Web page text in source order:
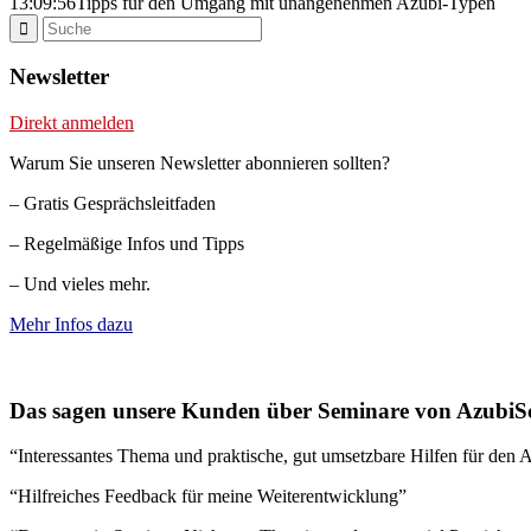
Newsletter
Direkt anmelden
Warum Sie unseren Newsletter abonnieren sollten?
– Gratis Gesprächsleitfaden
– Regelmäßige Infos und Tipps
– Und vieles mehr.
Mehr Infos dazu
Das sagen unsere Kunden über Seminare von
“Interessantes Thema und praktische, gut umsetzbare Hilfen für den
“Hilfreiches Feedback für meine Weiterentwicklung”